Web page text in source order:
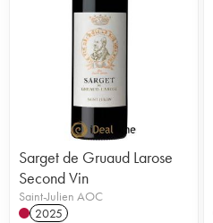
Sarget de Gruaud Larose
Second Vin
Saint-Julien AOC
2025